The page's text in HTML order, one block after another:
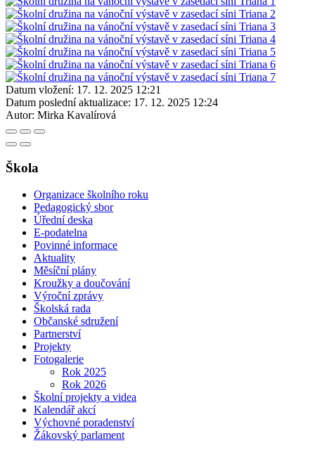
Datum vložení: 17. 12. 2025 12:21
Datum poslední aktualizace: 17. 12. 2025 12:24
Autor: Mirka Kavalírová
Škola
Organizace školního roku
Pedagogický sbor
Úřední deska
E-podatelna
Povinné informace
Aktuality
Měsíční plány
Kroužky a doučování
Výroční zprávy
Školská rada
Občanské sdružení
Partnerství
Projekty
Fotogalerie
Rok 2025
Rok 2026
Školní projekty a videa
Kalendář akcí
Výchovné poradenství
Žákovský parlament